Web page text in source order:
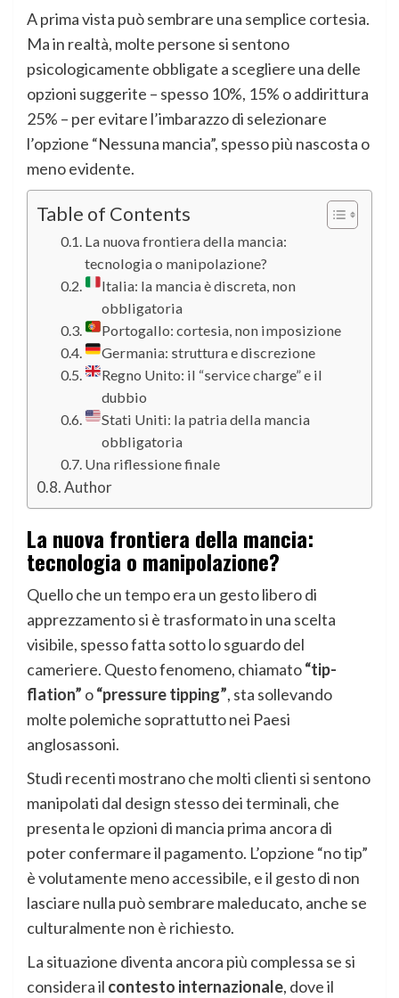
A prima vista può sembrare una semplice cortesia.
Ma in realtà, molte persone si sentono
psicologicamente obbligate a scegliere una delle
opzioni suggerite – spesso 10%, 15% o addirittura
25% – per evitare l’imbarazzo di selezionare
l’opzione “Nessuna mancia”, spesso più nascosta o
meno evidente.
Table of Contents
La nuova frontiera della mancia:
tecnologia o manipolazione?
Italia: la mancia è discreta, non
obbligatoria
Portogallo: cortesia, non imposizione
Germania: struttura e discrezione
Regno Unito: il “service charge” e il
dubbio
Stati Uniti: la patria della mancia
obbligatoria
Una riflessione finale
Author
La nuova frontiera della mancia:
tecnologia o manipolazione?
Quello che un tempo era un gesto libero di
apprezzamento si è trasformato in una scelta
visibile, spesso fatta sotto lo sguardo del
cameriere. Questo fenomeno, chiamato“tip-
flation” o“pressure tipping”, sta sollevando
molte polemiche soprattutto nei Paesi
anglosassoni.
Studi recenti mostrano che molti clienti si sentono
manipolati dal design stesso dei terminali, che
presenta le opzioni di mancia prima ancora di
poter confermare il pagamento. L’opzione “no tip”
è volutamente meno accessibile, e il gesto di non
lasciare nulla può sembrare maleducato, anche se
culturalmente non è richiesto.
La situazione diventa ancora più complessa se si
considera il contesto internazionale, dove il